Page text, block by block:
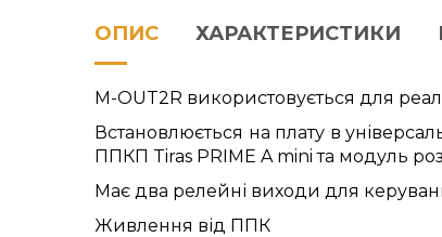
ОПИС ХАРАКТЕРИСТИКИ
M-OUT2R використовується для
Встановлюється на плату в
ППКП Tiras PRIME A mini та модуль
Має два релейні виходи для
Живлення від ППК